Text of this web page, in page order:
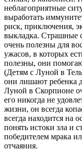
неблагоприятные
выработать
риск, приключения,
выкладка. Страшные
очень полезны для
ужасов, в которых
полезны, они
(Детям с Луной в
они лишают ребенка
Луной в Скорпионе
его никогда не
жизни, он всегда
всегда находится на
понять истоки зла и
победителем мрака
отчаяния.